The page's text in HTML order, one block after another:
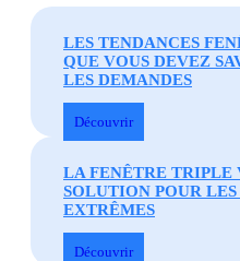
LES TENDANCES
QUE VOUS DEVEZ
LES DEMANDES
Découvrir
LA FENÊTRE TRIPLE
SOLUTION POUR
EXTRÊMES
Découvrir